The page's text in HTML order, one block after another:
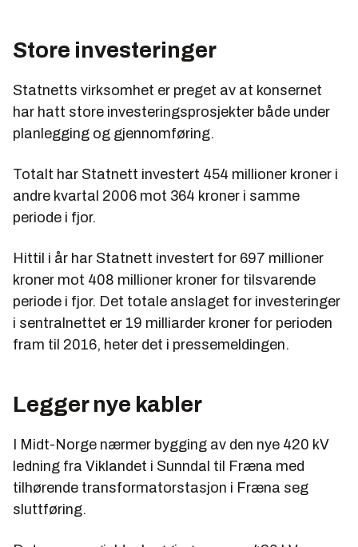
Store investeringer
Statnetts virksomhet er preget av at konsernet
har hatt store investeringsprosjekter både under
planlegging og gjennomføring.
Totalt har Statnett investert 454 millioner kroner i
andre kvartal 2006 mot 364 kroner i samme
periode i fjor.
Hittil i år har Statnett investert for 697 millioner
kroner mot 408 millioner kroner for tilsvarende
periode i fjor. Det totale anslaget for investeringer
i sentralnettet er 19 milliarder kroner for perioden
fram til 2016, heter det i pressemeldingen.
Legger nye kabler
I Midt-Norge nærmer bygging av den nye 420 kV
ledning fra Viklandet i Sunndal til Fræna med
tilhørende transformatorstasjon i Fræna seg
sluttføring.